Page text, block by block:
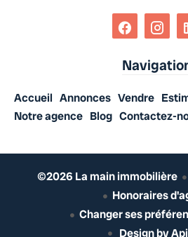
Accueil Annonces Vendre
Notre agence Blog Contactez-
©2026 La main immobilière
Honoraires
Changer ses
Design by